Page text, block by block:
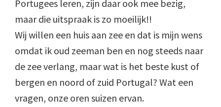
Portugees leren, zijn daar ook mee bezig,
maar die uitspraak is zo moeilijk!!
Wij willen een huis aan zee en dat is mijn wens
omdat ik oud zeeman ben en nog steeds naar
de zee verlang, maar wat is het beste kust of
bergen en noord of zuid Portugal? Wat een
vragen, onze oren suizen ervan.